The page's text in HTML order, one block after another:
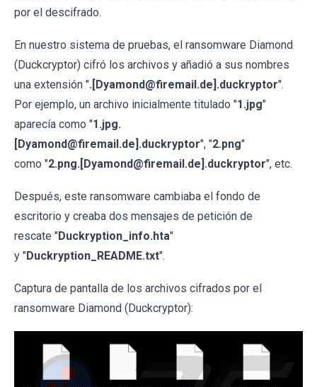
por el descifrado.
En nuestro sistema de pruebas, el ransomware Diamond
(Duckcryptor) cifró los archivos y añadió a sus nombres
una extensión ".[Dyamond@firemail.de].duckryptor".
Por ejemplo, un archivo inicialmente titulado "1.jpg"
aparecía como "1.jpg.
[Dyamond@firemail.de] .duckryptor", "2.png"
como "2.png.[Dyamond@firemail.de].duckryptor", etc.
Después, este ransomware cambiaba el fondo de
escritorio y creaba dos mensajes de petición de
rescate "Duckryption_info.hta"
y "Duckryption_README.txt".
Captura de pantalla de los archivos cifrados por el
ransomware Diamond (Duckcryptor):